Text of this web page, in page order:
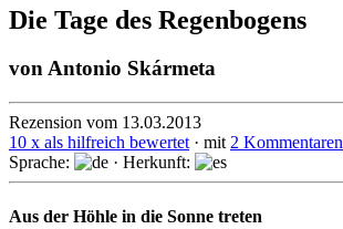
Die Tage des Regenbogens
vonAntonio Skármeta
Rezension vom 13.03.2013
10 x als hilfreich bewertet · mit 2 Kommentaren
Sprache:
· Herkunft:
Aus der Höhle in die Sonne treten